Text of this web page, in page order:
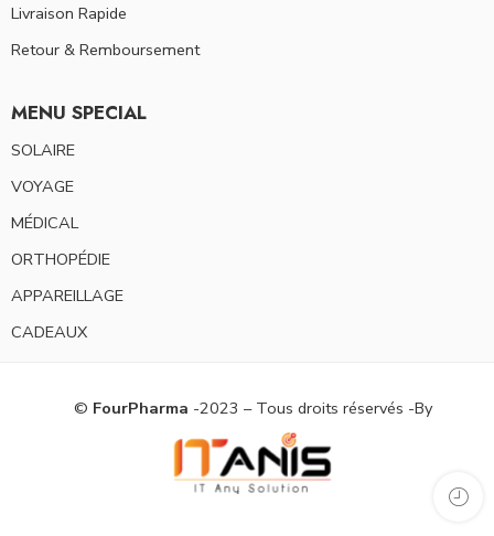
Livraison Rapide
Retour & Remboursement
MENU SPECIAL
SOLAIRE
VOYAGE
MÉDICAL
ORTHOPÉDIE
APPAREILLAGE
CADEAUX
© FourPharma -2023 – Tous droits réservés -By